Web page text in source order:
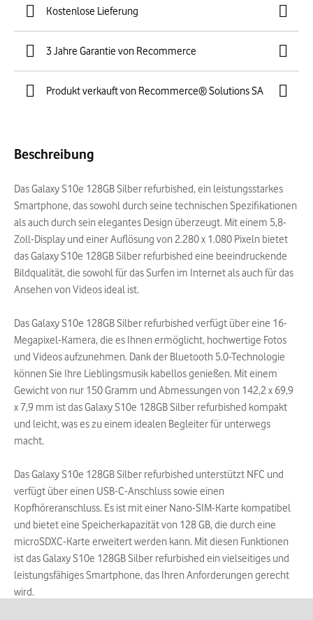
Kostenlose Lieferung
3 Jahre Garantie von Recommerce
Produkt verkauft von Recommerce® Solutions SA
Beschreibung
Das Galaxy S10e 128GB Silber refurbished, ein leistungsstarkes
Smartphone, das sowohl durch seine technischen Spezifikationen
als auch durch sein elegantes Design überzeugt. Mit einem 5,8-
Zoll-Display und einer Auflösung von 2.280 x 1.080 Pixeln bietet
das Galaxy S10e 128GB Silber refurbished eine beeindruckende
Bildqualität, die sowohl für das Surfen im Internet als auch für das
Ansehen von Videos ideal ist.
Das Galaxy S10e 128GB Silber refurbished verfügt über eine 16-
Megapixel-Kamera, die es Ihnen ermöglicht, hochwertige Fotos
und Videos aufzunehmen. Dank der Bluetooth 5.0-Technologie
können Sie Ihre Lieblingsmusik kabellos genießen. Mit einem
Gewicht von nur 150 Gramm und Abmessungen von 142,2 x 69,9
x 7,9 mm ist das Galaxy S10e 128GB Silber refurbished kompakt
und leicht, was es zu einem idealen Begleiter für unterwegs
macht.
Das Galaxy S10e 128GB Silber refurbished unterstützt NFC und
verfügt über einen USB-C-Anschluss sowie einen
Kopfhöreranschluss. Es ist mit einer Nano-SIM-Karte kompatibel
und bietet eine Speicherkapazität von 128 GB, die durch eine
microSDXC-Karte erweitert werden kann. Mit diesen Funktionen
ist das Galaxy S10e 128GB Silber refurbished ein vielseitiges und
leistungsfähiges Smartphone, das Ihren Anforderungen gerecht
wird.